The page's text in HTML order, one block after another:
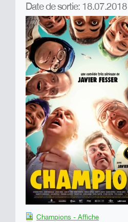
Date de sortie: 18.07.2018
Champions - Affiche